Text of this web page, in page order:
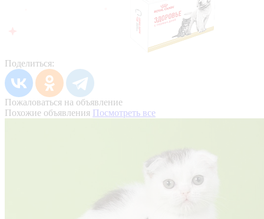
Поделиться:
Пожаловаться на объявление
Похожие объявления Посмотреть все